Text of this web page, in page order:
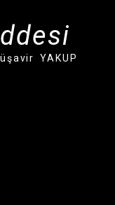
YAKUP